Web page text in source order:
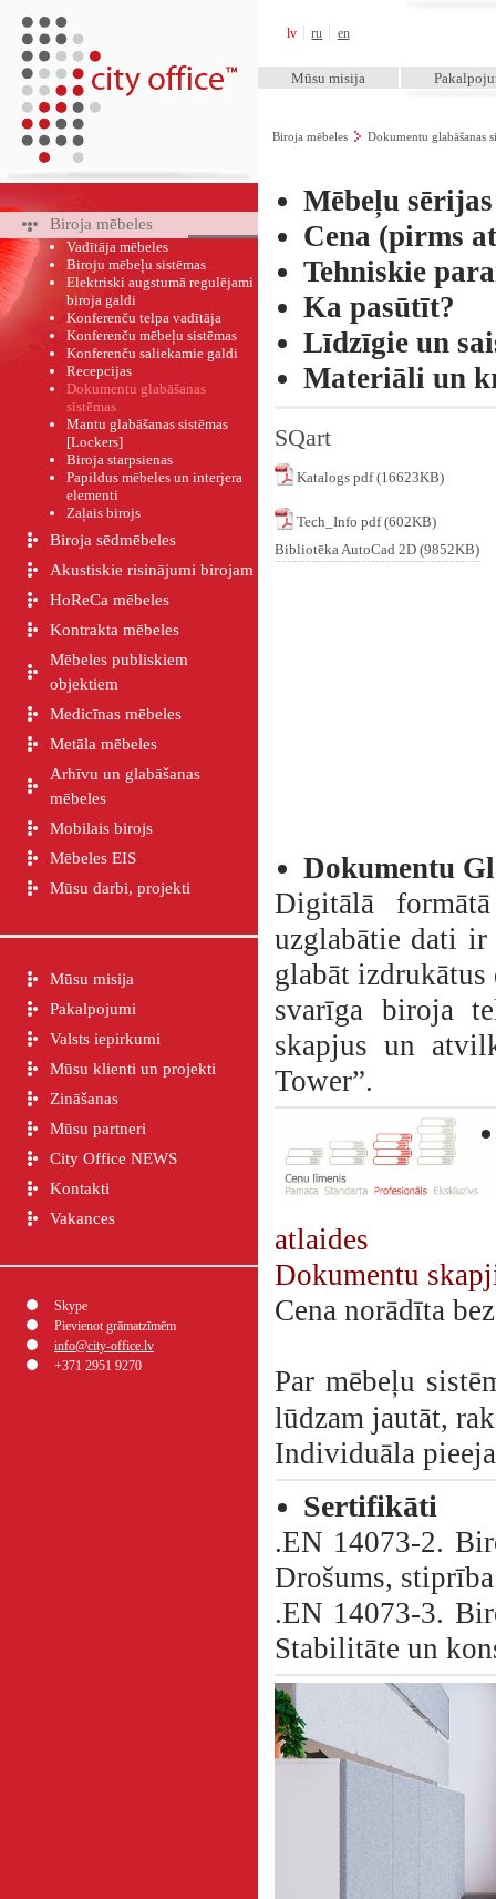
lv ru en
Mūsu misija
Biroja mēbeles Dokumentu glabāšanas
Biroja mēbeles
Vadītāja mēbeles
Biroju mēbeļu sistēmas
Elektriski augstumā regulējami
biroja galdi
Konferenču telpa vadītāja
Konferenču mēbeļu sistēmas
Konferenču saliekamie galdi
Recepcijas
Dokumentu glabāšanas
sistēmas
Mantu glabāšanas sistēmas
[Lockers]
Biroja starpsienas
Papildus mēbeles un interjera
elementi
Zaļais birojs
Biroja sēdmēbeles
Akustiskie risinājumi birojam
HoReCa mēbeles
Kontrakta mēbeles
Mēbeles publiskiem
objektiem
Medicīnas mēbeles
Metāla mēbeles
Arhīvu un glabāšanas
mēbeles
Mobilais birojs
Mēbeles EIS
Mūsu darbi, projekti
Mūsu misija
Pakalpojumi
Valsts iepirkumi
Mūsu klienti un projekti
Zināšanas
Mūsu partneri
City Office NEWS
Kontakti
Vakances
Skype
Pievienot grāmatzīmēm
info@city-office.lv
+371 2951 9270
Mēbeļu
Cena (pirms
Tehniskie
Ka pasūtīt?
Līdzīgie un
Materiāli un
SQart
Katalogs pdf (16623KB)
Tech_Info pdf (602KB)
Bibliotēka AutoCad 2D (9852KB)
Dokumentu
Digitālā
uzglabātie dati
glabāt
svarīga biroja
skapjus un
Tower”.
atlaides
Dokumentu
Cena norādīta
Par mēbeļu
lūdzam jautāt,
Individuāla
Sertifikāti
.EN 14073-2.
Drošums,
.EN 14073-3.
Stabilitāte un